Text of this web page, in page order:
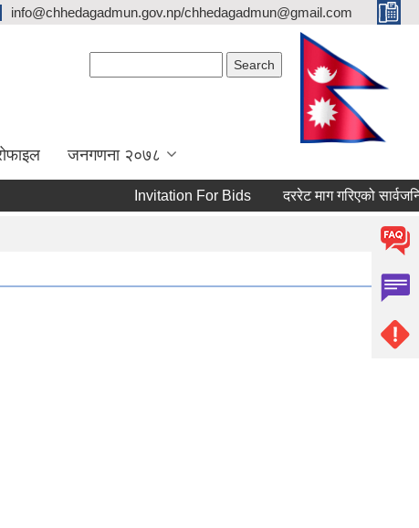
info@chhedagadmun.gov.np/chhedagadmun@gmail.com
जनगणना २०७८
Invitation For Bids दररेट माग गरिएको सार्वजनिक